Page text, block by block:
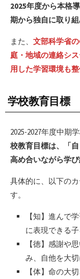
2025年度から本格
期から独自に取り組
また、 文部科学省
庭・地域の連絡シ
用した学習環境も整
学校教育目標
2025-2027年度中期
校教育目標は、「
高め合いながら学
具体的に、以下の
す。
【知】進んで
に表現できる
【徳】感謝や
み、自他を大
【体】命の大